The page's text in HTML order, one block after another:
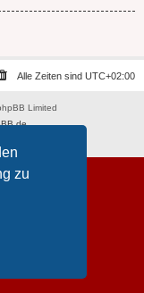
zu
Alle Zeiten sind UTC+02:00
Limited